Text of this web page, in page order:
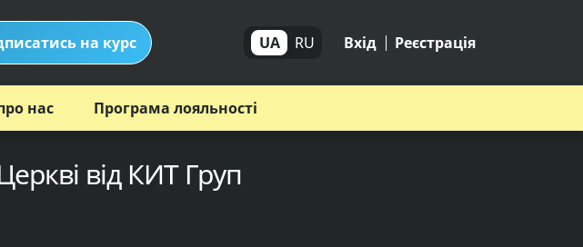
на курс UA RU Вхід Реєстрація
нас Програма лояльності
від КИТ Груп